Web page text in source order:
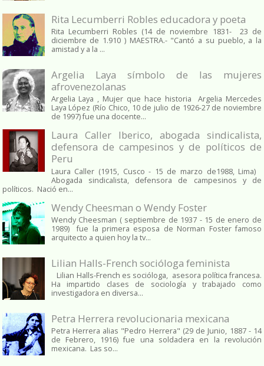
Rita Lecumberri Robles educadora y poeta
Rita Lecumberri Robles (14 de noviembre 1831- 23 de
diciembre de 1.910 ) MAESTRA.- "Cantó a su pueblo, a la
amistad y a la ...
Argelia Laya símbolo de las mujeres
afrovenezolanas
Argelia Laya , Mujer que hace historia Argelia Mercedes
Laya López (Río Chico, 10 de julio de 1926-27 de noviembre
de 1997) fue una docente...
Laura Caller Iberico, abogada sindicalista,
defensora de campesinos y de políticos de
Peru
Laura Caller (1915, Cusco - 15 de marzo de1988, Lima)
Abogada sindicalista, defensora de campesinos y de
políticos. Nació en...
Wendy Cheesman o Wendy Foster
Wendy Cheesman ( septiembre de 1937 - 15 de enero de
1989) fue la primera esposa de Norman Foster famoso
arquitecto a quien hoy la tv...
Lilian Halls-French socióloga feminista
Lilian Halls-French es socióloga, asesora política francesa.
Ha impartido clases de sociología y trabajado como
investigadora en diversa...
Petra Herrera revolucionaria mexicana
Petra Herrera alias "Pedro Herrera" (29 de Junio, 1887 - 14
de Febrero, 1916) fue una soldadera en la revolución
mexicana. Las so...